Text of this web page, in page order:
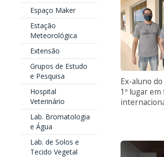
Espaço Maker
Estação
Meteorológica
Extensão
Grupos de Estudo
e Pesquisa
Hospital
Veterinário
Lab. Bromatologia
e Água
Lab. de Solos e
Tecido Vegetal
Ex-aluno
1º lugar